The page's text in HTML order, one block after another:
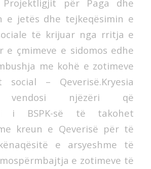
për Paga dhe
e jetës dhe tejkeqësimin e
të krijuar nga rritja e
e çmimeve e sidomos edhe
me kohë e zotimeve
– Qeverisë.Kryesia
vendosi njëzëri që
i BSPK-së të takohet
kreun e Qeverisë për të
e arsyeshme të
e zotimeve të